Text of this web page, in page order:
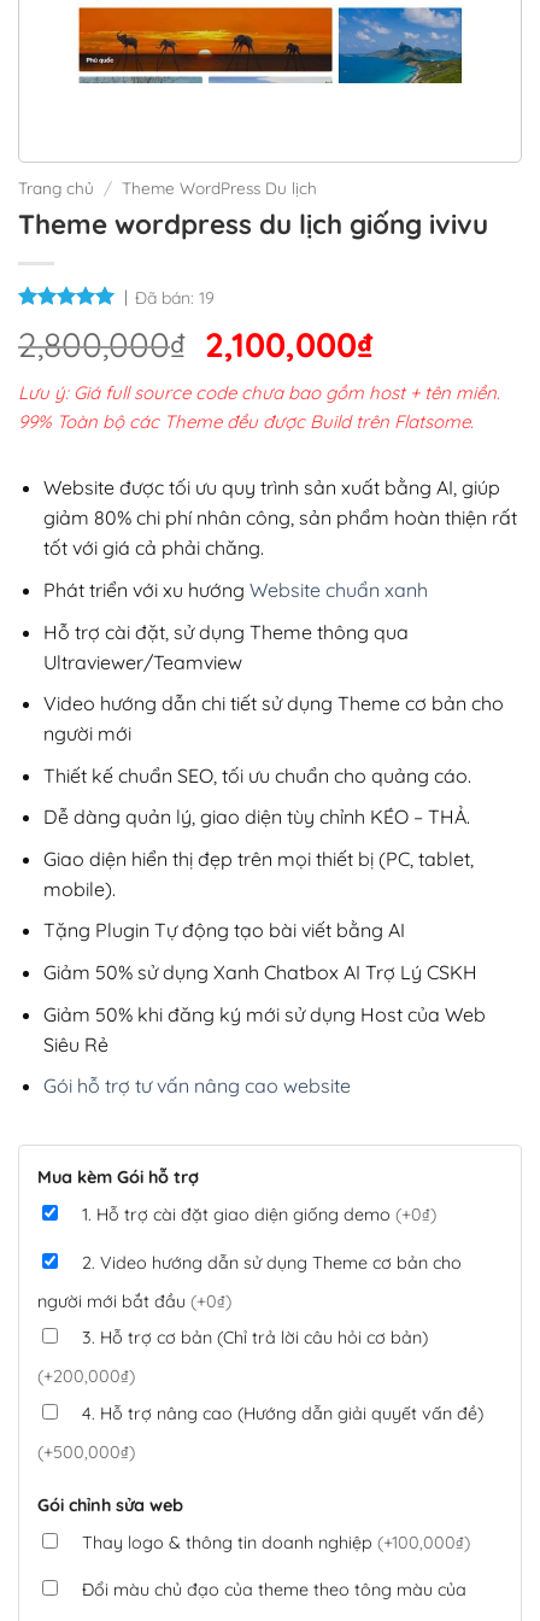
Trang chủ / Theme WordPress Du lịch
Theme wordpress du lịch giống ivivu
Đã bán: 19
2,800,000₫ Giá
gốc
là:
2,800,000₫.
2,100,000₫Giá
hiện
tại
Lưu ý: Giá full source code chưa bao gồm host + tên miền.
99% Toàn bộ các Theme đều được Build trên Flatsome.
Website được tối ưu quy trình sản xuất bằng AI, giúp
giảm 80% chi phí nhân công, sản phẩm hoàn thiện rất
tốt với giá cả phải chăng.
Phát triển với xu hướng Website chuẩn xanh
Hỗ trợ cài đặt, sử dụng Theme thông qua
Ultraviewer/Teamview
Video hướng dẫn chi tiết sử dụng Theme cơ bản cho
người mới
Thiết kế chuẩn SEO, tối ưu chuẩn cho quảng cáo.
Dễ dàng quản lý, giao diện tùy chỉnh KÉO – THẢ.
Giao diện hiển thị đẹp trên mọi thiết bị (PC, tablet,
mobile).
Tặng Plugin Tự động tạo bài viết bằng AI
Giảm 50% sử dụng Xanh Chatbox AI Trợ Lý CSKH
Giảm 50% khi đăng ký mới sử dụng Host của Web
Siêu Rẻ
Gói hỗ trợ tư vấn nâng cao website
Mua kèm Gói hỗ trợ
1. Hỗ trợ cài đặt giao diện giống demo (+0₫)
2. Video hướng dẫn sử dụng Theme cơ bản cho
người mới bắt đầu (+0₫)
3. Hỗ trợ cơ bản (Chỉ trả lời câu hỏi cơ bản)
(+200,000₫)
4. Hỗ trợ nâng cao (Hướng dẫn giải quyết vấn đề)
(+500,000₫)
Gói chỉnh sửa web
Thay logo & thông tin doanh nghiệp (+100,000₫)
Đổi màu chủ đạo của theme theo tông màu của